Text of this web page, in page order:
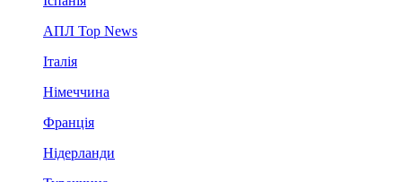
АПЛ Top News
Італія
Німеччина
Франція
Нідерланди